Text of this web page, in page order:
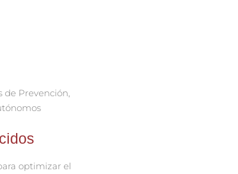
de Prevención,
optimizar el